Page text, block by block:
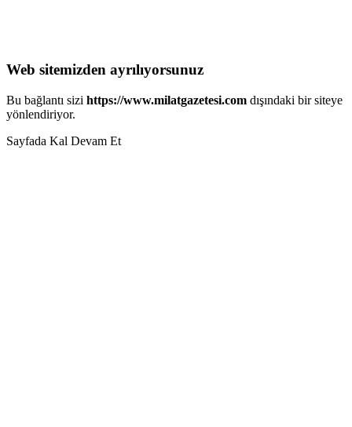
Web sitemizden ayrılıyorsunuz
Bu bağlantı sizi https://www.milatgazetesi.com dışındaki bir siteye
yönlendiriyor.
Sayfada Kal Devam Et